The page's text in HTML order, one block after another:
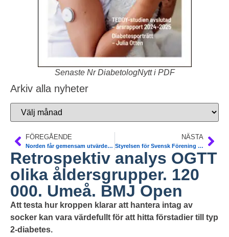
Senaste Nr DiabetologNytt i PDF
Arkiv alla nyheter
FÖREGÅENDE
Norden får gemensam utvärdering av medicinska appar
NÄSTA
Styrelsen för Svensk Förening för Diabetologi 2022-2023
Retrospektiv analys OGTT
olika åldersgrupper. 120
000. Umeå. BMJ Open
Att testa hur kroppen klarar att hantera intag av
socker kan vara värdefullt för att hitta förstadier till typ
2-diabetes.